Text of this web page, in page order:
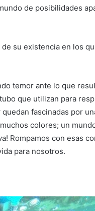
de posibilidades
su existencia en los
temor ante lo que
que utilizan para
fascinadas por
colores; un
Rompamos con esas
para nosotros.